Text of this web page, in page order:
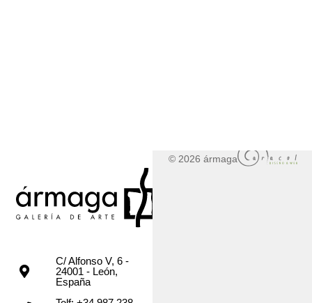
C/ Alfonso V, 6 -
24001 - León,
España
© 2026 ármaga